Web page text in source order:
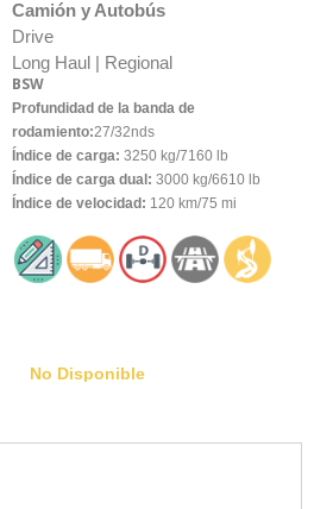
Camión y Autobús
Drive
Long Haul |
Regional
BSW
Profundidad de la banda de
rodamiento:27/32nds
Índice de carga: 3250 kg/7160 lb
Índice de carga dual: 3000 kg/6610 lb
Índice de velocidad: 120 km/75 mi
No Disponible